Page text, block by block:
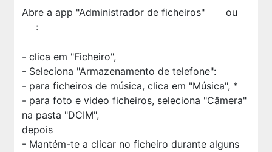
Abre a app "Administrador de ficheiros"
ou
:
- clica em "Ficheiro",
- Seleciona "Armazenamento de telefone":
- para ficheiros de música, clica em "Música", *
- para foto e video ficheiros, seleciona "Câmera"
na pasta "DCIM",
depois
- Mantém-te a clicar no ficheiro durante alguns